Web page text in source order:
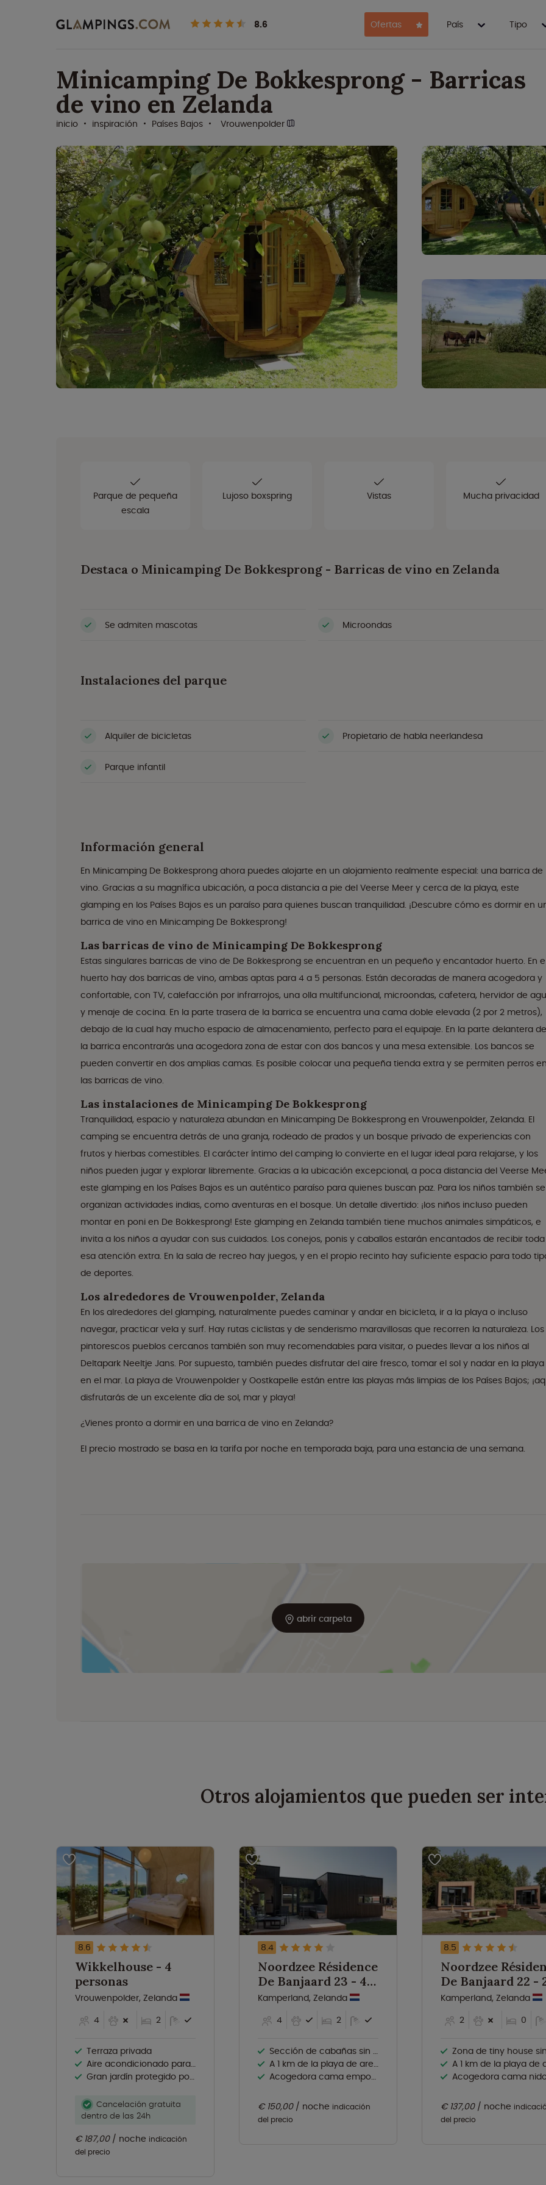
8.6 Ofertas País Tipo
Minicamping De Bokkesprong - Barricas
de vino en Zelanda
inicio inspiración Países Bajos Vrouwenpolder
Parque de pequeña
escala
Lujoso boxspring Vistas Mucha privacidad
Destaca o Minicamping De Bokkesprong - Barricas de vino en Zelanda
Se admiten mascotas Microondas
Instalaciones del parque
Alquiler de bicicletas Propietario de habla neerlandesa
Parque infantil
Información general
En Minicamping De Bokkesprong ahora puedes alojarte en un alojamiento realmente especial: una barrica de
vino. Gracias a su magnífica ubicación, a poca distancia a pie del Veerse Meer y cerca de la playa, este
glamping en los Países Bajos es un paraíso para quienes buscan tranquilidad. ¡Descubre cómo es dormir en
barrica de vino en Minicamping De Bokkesprong!
Las barricas de vino de Minicamping De Bokkesprong
Estas singulares barricas de vino de De Bokkesprong se encuentran en un pequeño y encantador huerto. En
huerto hay dos barricas de vino, ambas aptas para 4 a 5 personas. Están decoradas de manera acogedora y
confortable, con TV, calefacción por infrarrojos, una olla multifuncional, microondas, cafetera, hervidor de
y menaje de cocina. En la parte trasera de la barrica se encuentra una cama doble elevada (2 por 2 metros),
debajo de la cual hay mucho espacio de almacenamiento, perfecto para el equipaje. En la parte delantera de
la barrica encontrarás una acogedora zona de estar con dos bancos y una mesa extensible. Los bancos se
pueden convertir en dos amplias camas. Es posible colocar una pequeña tienda extra y se permiten perros
las barricas de vino.
Las instalaciones de Minicamping De Bokkesprong
Tranquilidad, espacio y naturaleza abundan en Minicamping De Bokkesprong en Vrouwenpolder, Zelanda. El
camping se encuentra detrás de una granja, rodeado de prados y un bosque privado de experiencias con
frutos y hierbas comestibles. El carácter íntimo del camping lo convierte en el lugar ideal para relajarse, y los
niños pueden jugar y explorar libremente. Gracias a la ubicación excepcional, a poca distancia del Veerse
este glamping en los Países Bajos es un auténtico paraíso para quienes buscan paz. Para los niños también se
organizan actividades indias, como aventuras en el bosque. Un detalle divertido: ¡los niños incluso pueden
montar en poni en De Bokkesprong! Este glamping en Zelanda también tiene muchos animales simpáticos, e
invita a los niños a ayudar con sus cuidados. Los conejos, ponis y caballos estarán encantados de recibir toda
esa atención extra. En la sala de recreo hay juegos, y en el propio recinto hay suficiente espacio para todo
de deportes.
Los alrededores de Vrouwenpolder, Zelanda
En los alrededores del glamping, naturalmente puedes caminar y andar en bicicleta, ir a la playa o incluso
navegar, practicar vela y surf. Hay rutas ciclistas y de senderismo maravillosas que recorren la naturaleza. Los
pintorescos pueblos cercanos también son muy recomendables para visitar, o puedes llevar a los niños al
Deltapark Neeltje Jans. Por supuesto, también puedes disfrutar del aire fresco, tomar el sol y nadar en la
en el mar. La playa de Vrouwenpolder y Oostkapelle están entre las playas más limpias de los Países Bajos;
disfrutarás de un excelente día de sol, mar y playa!
¿Vienes pronto a dormir en una barrica de vino en Zelanda?
El precio mostrado se basa en la tarifa por noche en temporada baja, para una estancia de una semana.
abrir carpeta
Otros alojamientos que pueden ser
8.6
Wikkelhouse - 4
personas
Vrouwenpolder, Zelanda
4
2
Terraza privada
Aire acondicionado para refrigeración y calefacción
Gran jardín protegido por plantas
Cancelación gratuita
dentro de las 24h
€ 187,00 noche indicación
del precio
8.4
Noordzee Résidence
De Banjaard 23 - 4
personas
Kamperland, Zelanda
4
2
Sección de cabañas sin coches
A 1 km de la playa de arena del Mar del Norte
Acogedora cama empotrada para dos
€ 150,00 noche indicación
del precio
8.5
Noordzee
De Banjaard 22 - 2
personas
Kamperland, Zelanda
2
0
Zona de tiny house sin
A 1 km de la playa de arena del Mar del
Acogedora cama nido para
€ 137,00 noche
del precio